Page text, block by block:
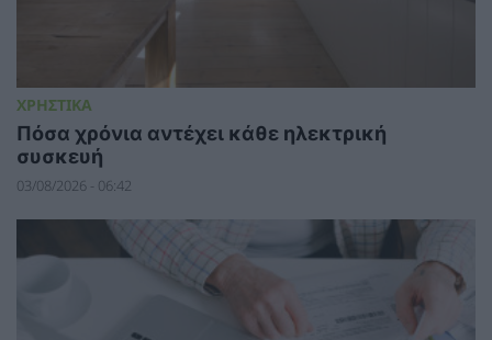
ΧΡΗΣΤΙΚΑ
Πόσα χρόνια αντέχει κάθε ηλεκτρική
συσκευή
03/08/2026 - 06:42